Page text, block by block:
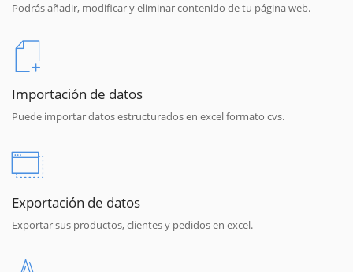
Podrás añadir, modificar y eliminar contenido de tu página web.
Importación de datos
Puede importar datos estructurados en excel formato cvs.
Exportación de datos
Exportar sus productos, clientes y pedidos en excel.